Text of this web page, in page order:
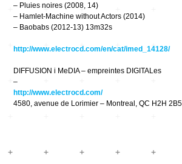
– Pluies noires (2008, 14)
– Hamlet-Machine without Actors (2014)
– Baobabs (2012-13) 13m32s
http://www.electrocd.com/en/cat/imed_14128/
DIFFUSION i MeDIA – empreintes DIGITALes
–
http://www.electrocd.com/
4580, avenue de Lorimier – Montreal, QC H2H